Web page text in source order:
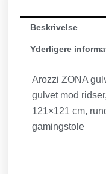
Beskrivelse
Yderligere
Arozzi ZONA
gulvet mod
121×121 cm,
gamingstole